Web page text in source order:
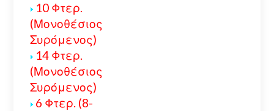
10 Φτερ.
(Μονοθέσιος
Συρόμενος)
14 Φτερ.
(Μονοθέσιος
Συρόμενος)
6 Φτερ. (8-